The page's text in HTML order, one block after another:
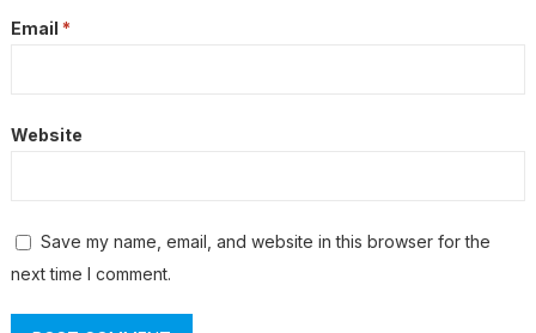
Email *
Website
Save my name, email, and website in this browser for the
next time I comment.